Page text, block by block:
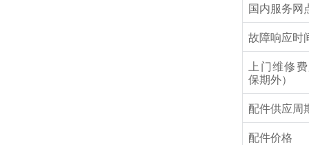
国内服务网
故障响应时
上门维修
保期外）
配件供应周
配件价格